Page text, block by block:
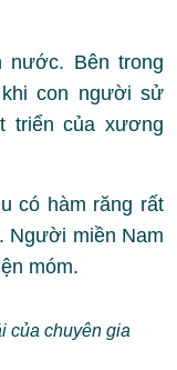
nước. Bên trong
con người sử
triển của xương
có hàm răng rất
Người miền Nam
móm.
của chuyên gia